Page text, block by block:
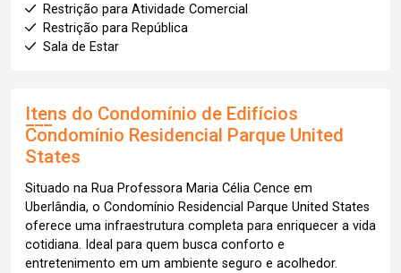
Restrição para Atividade Comercial
Restrição para República
Sala de Estar
Itens do Condomínio de Edifícios
Condomínio Residencial Parque United
States
Situado na Rua Professora Maria Célia Cence em
Uberlândia, o Condomínio Residencial Parque United States
oferece uma infraestrutura completa para enriquecer a vida
cotidiana. Ideal para quem busca conforto e
entretenimento em um ambiente seguro e acolhedor.